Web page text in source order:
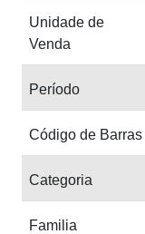
Unidade de
Venda
Período
Código de Barras
Categoria
Familia